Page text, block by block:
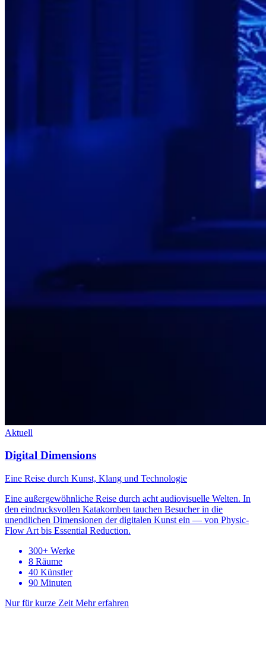
Aktuell
Digital Dimensions
Eine Reise durch Kunst, Klang und Technologie
Eine außergewöhnliche Reise durch acht audiovisuelle Welten. In
den eindrucksvollen Katakomben tauchen Besucher in die
unendlichen Dimensionen der digitalen Kunst ein — von Physic-
Flow Art bis Essential Reduction.
300+ Werke
8 Räume
40 Künstler
90 Minuten
Nur für kurze Zeit Mehr erfahren